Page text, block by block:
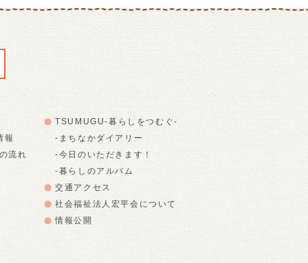
報
流れ
TSUMUGU-暮らしをつむぐ-
-まちなかダイアリー
-今日のいただきます！
-暮らしのアルバム
交通アクセス
社会福祉法人宏平会について
情報公開